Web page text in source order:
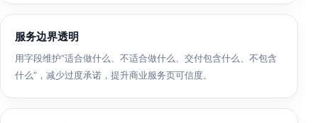
服务边界透明
用字段维护“适合做什么、不适合做什么、交付包含什么、不包含
什么”，减少过度承诺，提升商业服务页可信度。